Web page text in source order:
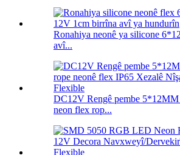
Ronahiya neonê ya silicone
avî...
DC12V Rengê pembe 5*12MM
neon flex rop...